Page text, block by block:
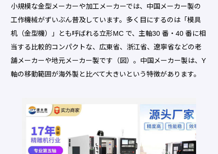
小規模な金型メーカーや加工メーカーでは、中国メーカー製の
工作機械がずいぶん普及しています。多く目にするのは「模具
机（金型機）」とも呼ばれる立形MC で、主軸30 番・40 番に相
当する比較的コンパクトな、広東省、浙江省、遼寧省などの老
舗メーカーや地元メーカー製です（図）。中国メーカー製は、Y
軸の移動範囲が海外製と比べて大きいという特徴があります。